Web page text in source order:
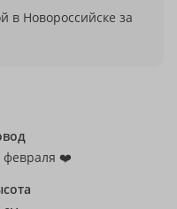
в Новороссийске за
февраля ❤️